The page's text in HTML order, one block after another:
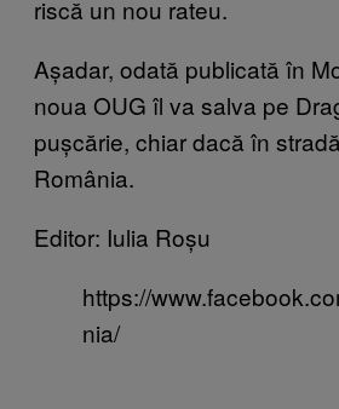
riscă un nou rateu.
Așadar, odată publicată în
noua OUG îl va salva pe
pușcărie, chiar dacă în
România.
Editor: Iulia Roșu
https://
nia/